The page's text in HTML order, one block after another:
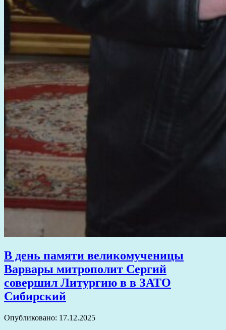
В день памяти великомученицы
Варвары митрополит Сергий
совершил Литургию в в ЗАТО
Сибирский
Опубликовано: 17.12.2025